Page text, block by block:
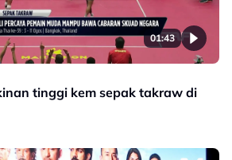
01:43
tinggi kem sepak takraw di